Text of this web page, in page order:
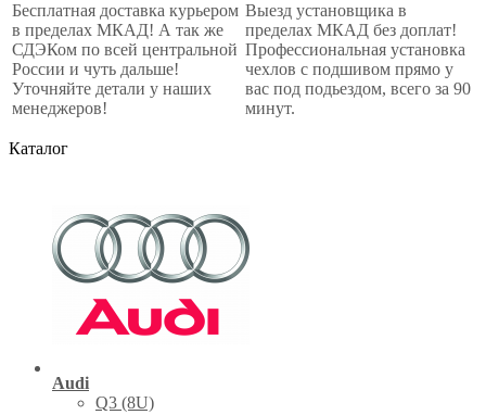
Бесплатная доставка курьером
в пределах МКАД! А так же
СДЭКом по всей центральной
России и чуть дальше!
Уточняйте детали у наших
менеджеров!
Выезд установщика в
пределах МКАД без доплат!
Профессиональная установка
чехлов с подшивом прямо у
вас под подьездом, всего за 90
минут.
Каталог
Audi
Q3 (8U)